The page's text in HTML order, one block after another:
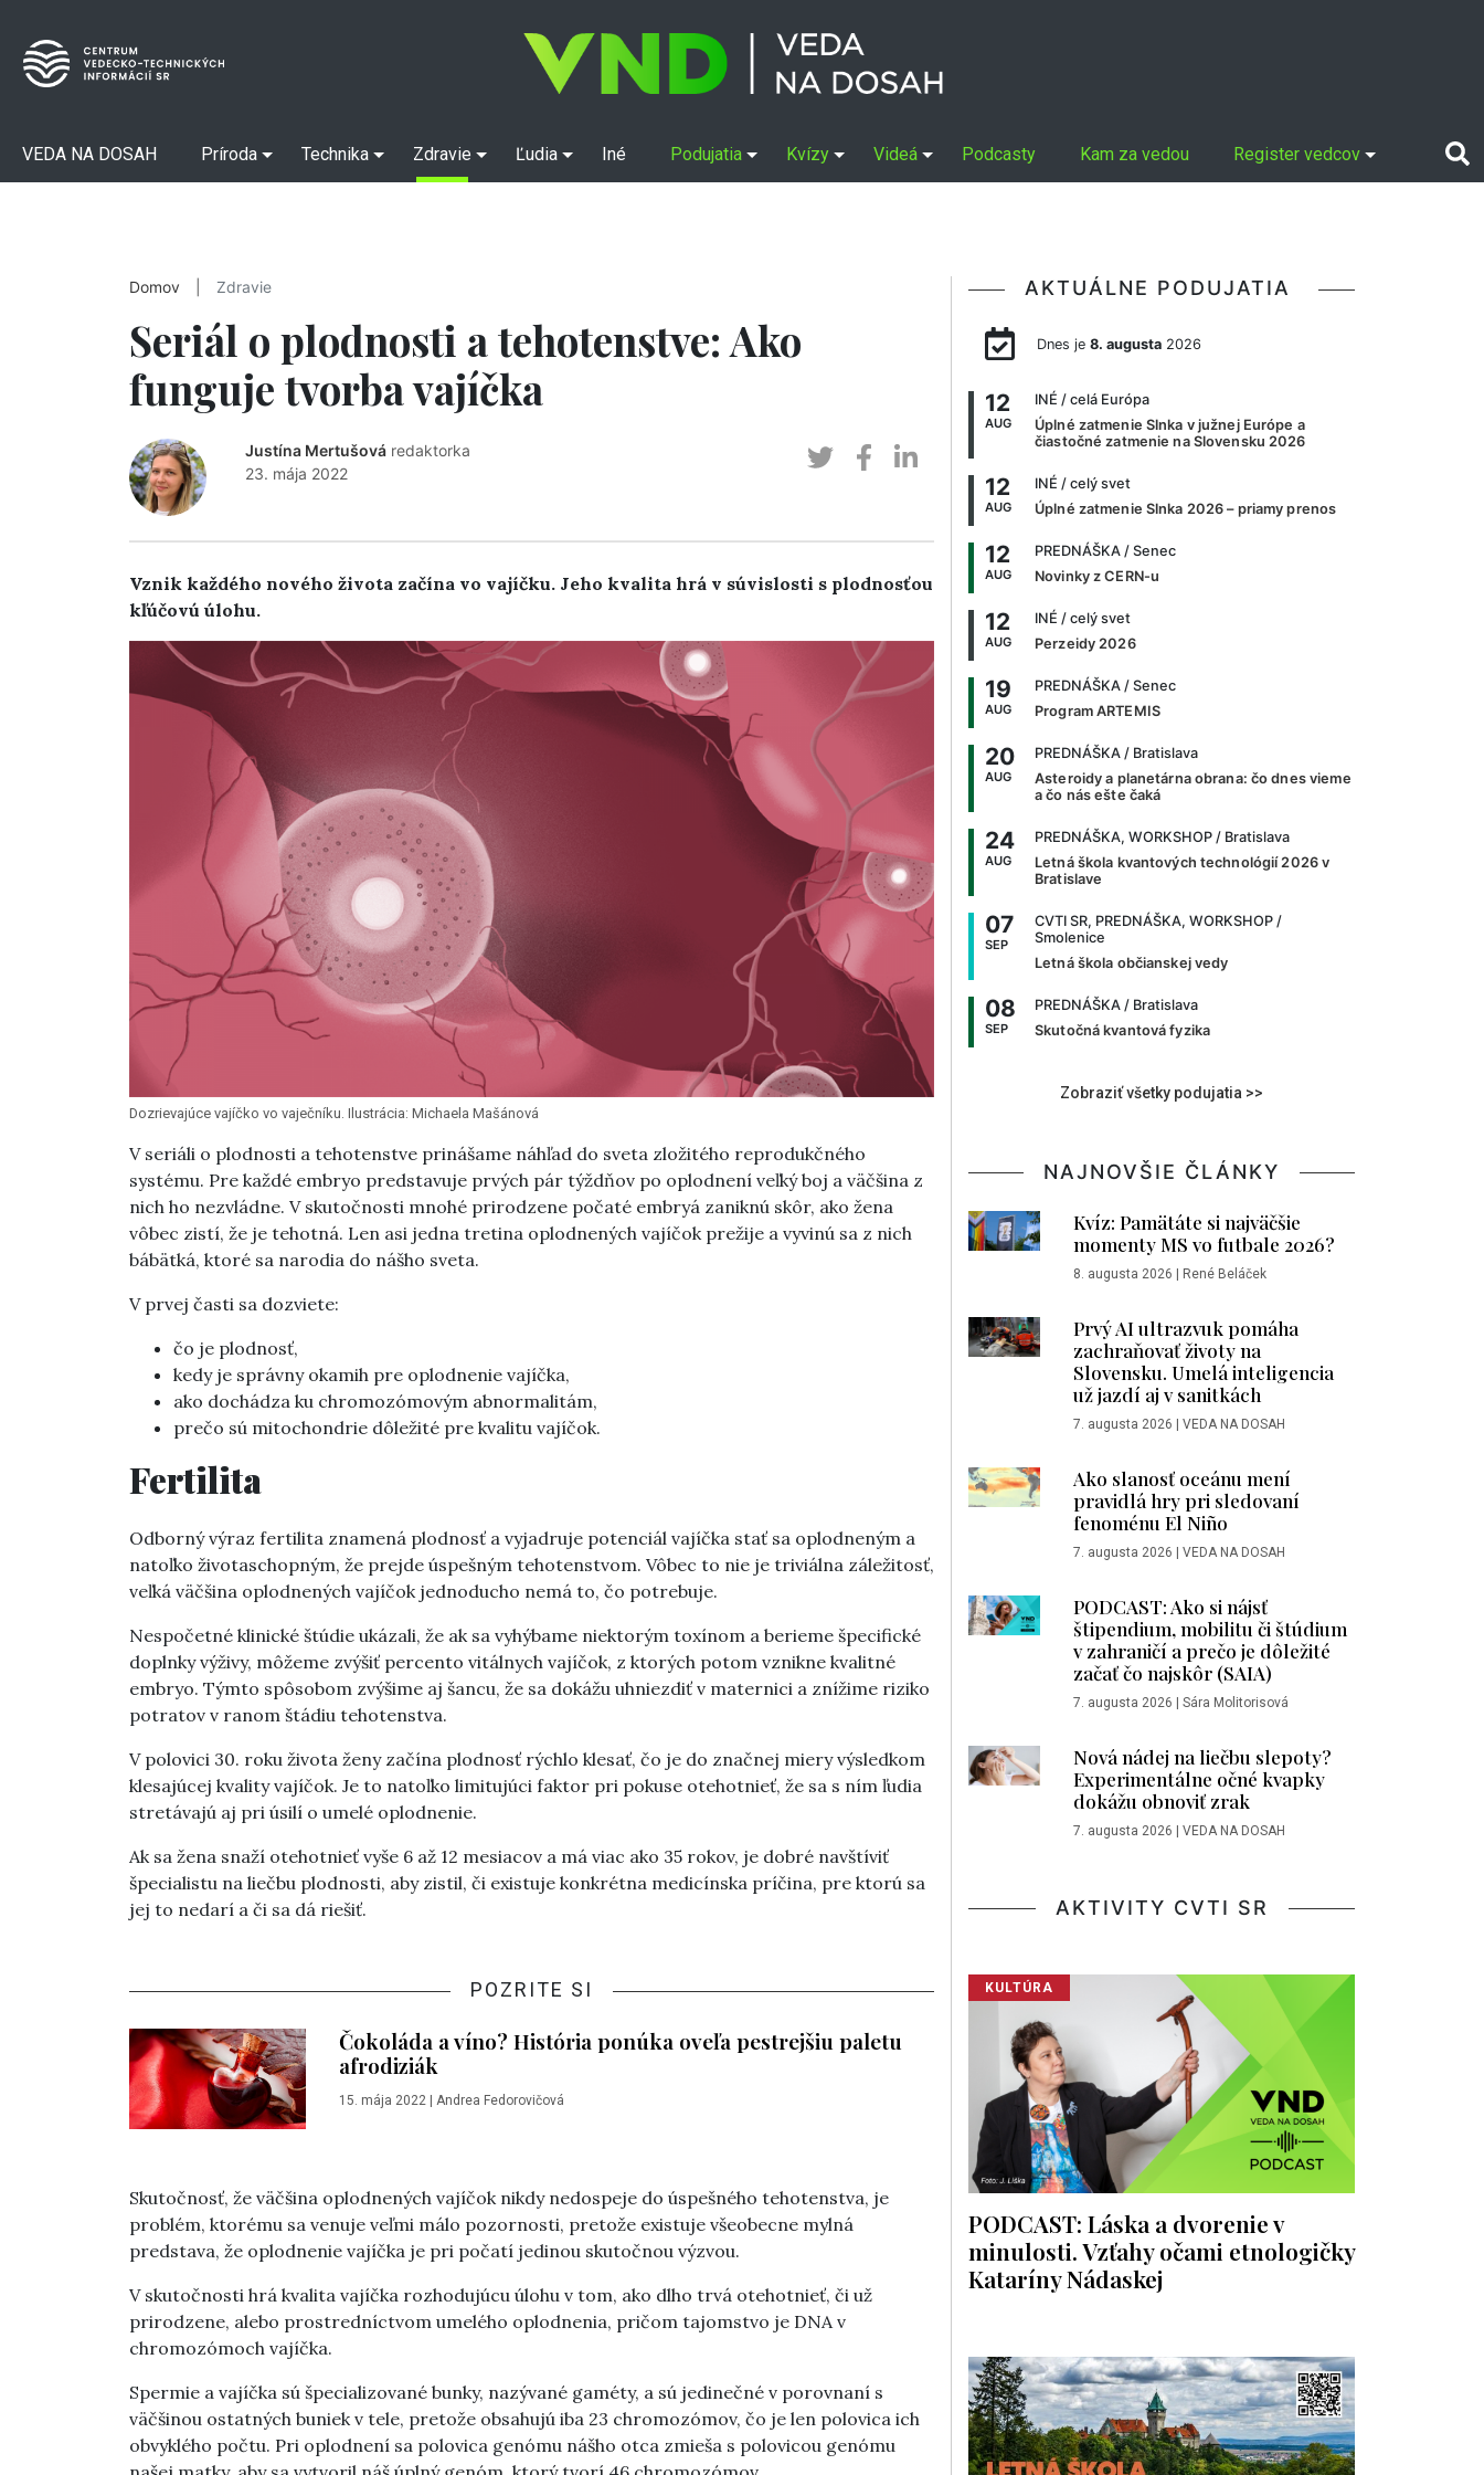
VEDA NA DOSAH Príroda Technika Zdravie Ľudia Iné Podujatia Kvízy Videá Podcasty Kam za vedou Register vedcov
Domov Zdravie
Seriál o plodnosti a tehotenstve: Ako
funguje tvorba vajíčka
Justína Mertušová redaktorka
23. mája 2022
Vznik každého nového života začína vo vajíčku. Jeho kvalita hrá v súvislosti s plodnosťou
kľúčovú úlohu.
Dozrievajúce vajíčko vo vaječníku. Ilustrácia: Michaela Mašánová
V seriáli o plodnosti a tehotenstve prinášame náhľad do sveta zložitého reprodukčného
systému. Pre každé embryo predstavuje prvých pár týždňov po oplodnení veľký boj a väčšina z
nich ho nezvládne. V skutočnosti mnohé prirodzene počaté embryá zaniknú skôr, ako žena
vôbec zistí, že je tehotná. Len asi jedna tretina oplodnených vajíčok prežije a vyvinú sa z nich
bábätká, ktoré sa narodia do nášho sveta.
V prvej časti sa dozviete:
čo je plodnosť,
kedy je správny okamih pre oplodnenie vajíčka,
ako dochádza ku chromozómovým abnormalitám,
prečo sú mitochondrie dôležité pre kvalitu vajíčok.
Fertilita
Odborný výraz fertilita znamená plodnosť a vyjadruje potenciál vajíčka stať sa oplodneným a
natoľko životaschopným, že prejde úspešným tehotenstvom. Vôbec to nie je triviálna záležitosť,
veľká väčšina oplodnených vajíčok jednoducho nemá to, čo potrebuje.
Nespočetné klinické štúdie ukázali, že ak sa vyhýbame niektorým toxínom a berieme špecifické
doplnky výživy, môžeme zvýšiť percento vitálnych vajíčok, z ktorých potom vznikne kvalitné
embryo. Týmto spôsobom zvýšime aj šancu, že sa dokážu uhniezdiť v maternici a znížime riziko
potratov v ranom štádiu tehotenstva.
V polovici 30. roku života ženy začína plodnosť rýchlo klesať, čo je do značnej miery výsledkom
klesajúcej kvality vajíčok. Je to natoľko limitujúci faktor pri pokuse otehotnieť, že sa s ním ľudia
stretávajú aj pri úsilí o umelé oplodnenie.
Ak sa žena snaží otehotnieť vyše 6 až 12 mesiacov a má viac ako 35 rokov, je dobré navštíviť
špecialistu na liečbu plodnosti, aby zistil, či existuje konkrétna medicínska príčina, pre ktorú sa
jej to nedarí a či sa dá riešiť.
POZRITE SI
Čokoláda a víno? História ponúka oveľa pestrejšiu paletu
afrodiziák
15. mája 2022| Andrea Fedorovičová
Skutočnosť, že väčšina oplodnených vajíčok nikdy nedospeje do úspešného tehotenstva, je
problém, ktorému sa venuje veľmi málo pozornosti, pretože existuje všeobecne mylná
predstava, že oplodnenie vajíčka je pri počatí jedinou skutočnou výzvou.
V skutočnosti hrá kvalita vajíčka rozhodujúcu úlohu v tom, ako dlho trvá otehotnieť, či už
prirodzene, alebo prostredníctvom umelého oplodnenia, pričom tajomstvo je DNA v
chromozómoch vajíčka.
Spermie a vajíčka sú špecializované bunky, nazývané gaméty, a sú jedinečné v porovnaní s
väčšinou ostatných buniek v tele, pretože obsahujú iba 23 chromozómov, čo je len polovica ich
obvyklého počtu. Pri oplodnení sa polovica genómu nášho otca zmieša s polovicou genómu
AKTUÁLNE PODUJATIA
Dnes je 8. augusta2026
12
AUG
INÉ / celá Európa
Úplné zatmenie Slnka v južnej Európe a
čiastočné zatmenie na Slovensku 2026
12
AUG
INÉ / celý svet
Úplné zatmenie Slnka 2026 – priamy prenos
12
AUG
PREDNÁŠKA / Senec
Novinky z CERN-u
12
AUG
INÉ / celý svet
Perzeidy 2026
19
AUG
PREDNÁŠKA / Senec
Program ARTEMIS
20
AUG
PREDNÁŠKA / Bratislava
Asteroidy a planetárna obrana: čo dnes vieme
a čo nás ešte čaká
24
AUG
PREDNÁŠKA, WORKSHOP / Bratislava
Letná škola kvantových technológií 2026 v
Bratislave
07
SEP
CVTI SR, PREDNÁŠKA, WORKSHOP /
Smolenice
Letná škola občianskej vedy
08
SEP
PREDNÁŠKA / Bratislava
Skutočná kvantová fyzika
Zobraziť všetky podujatia >>
NAJNOVŠIE ČLÁNKY
Kvíz: Pamätáte si najväčšie
momenty MS vo futbale 2026?
8. augusta 2026 | René Beláček
Prvý AI ultrazvuk pomáha
zachraňovať životy na
Slovensku. Umelá inteligencia
už jazdí aj v sanitkách
7. augusta 2026 | VEDA NA DOSAH
Ako slanosť oceánu mení
pravidlá hry pri sledovaní
fenoménu El Niño
7. augusta 2026 | VEDA NA DOSAH
PODCAST: Ako si nájsť
štipendium, mobilitu či štúdium
v zahraničí a prečo je dôležité
začať čo najskôr (SAIA)
7. augusta 2026 | Sára Molitorisová
Nová nádej na liečbu slepoty?
Experimentálne očné kvapky
dokážu obnoviť zrak
7. augusta 2026 | VEDA NA DOSAH
AKTIVITY CVTI SR
KULTÚRA
PODCAST: Láska a dvorenie v
minulosti. Vzťahy očami etnologičky
Kataríny Nádaskej